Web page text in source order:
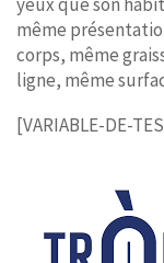
même
corps, même
ligne, même
[VARIABLE-DE-